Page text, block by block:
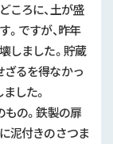
ころに、土が盛
。ですが、昨年
しました。貯蔵
ざるを得なかっ
した。
もの。鉄製の扉
泥付きのさつま